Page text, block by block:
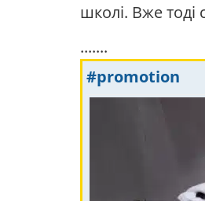
школі. Вже тоді
.......
#promotion